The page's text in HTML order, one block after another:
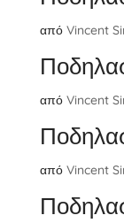
από Vincent
από Vincent
από Vincent